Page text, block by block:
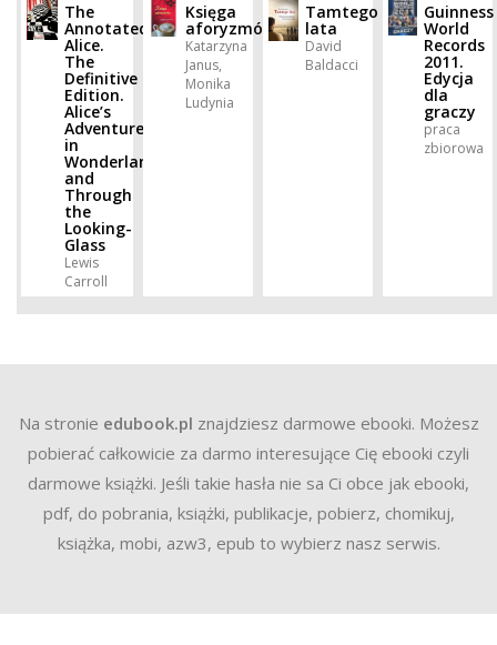
The
Annotated
Alice.
The
Definitive
Edition.
Alice’s
Adventures
in
Wonderland
and
Through
the
Looking-
Glass
Lewis
Carroll
Księga
aforyzmów
Katarzyna
Janus,
Monika
Ludynia
Tamtego
lata
David
Baldacci
Guinness
World
Records
2011.
Edycja
dla
graczy
praca
zbiorowa
Na stronie edubook.pl znajdziesz darmowe ebooki. Możesz
pobierać całkowicie za darmo interesujące Cię ebooki czyli
darmowe książki. Jeśli takie hasła nie sa Ci obce jak ebooki,
pdf, do pobrania, książki, publikacje, pobierz, chomikuj,
książka, mobi, azw3, epub to wybierz nasz serwis.